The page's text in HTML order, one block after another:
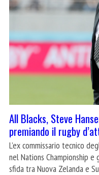
All Blacks, Steve
premiando il rugby
L’ex commissario tecnico
nel Nations Championship e
sfida tra Nuova Zelanda e